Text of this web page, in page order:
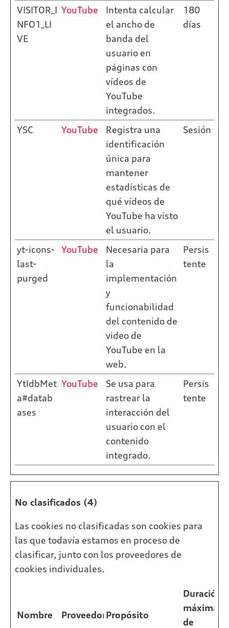
VISITOR_I
NFO1_LI
VE
YouTube
Intenta calcular
el ancho de
banda del
usuario en
páginas con
vídeos de
YouTube
integrados.
180
días
YSC YouTube
Registra una
identificación
única para
mantener
estadísticas de
qué vídeos de
YouTube ha visto
el usuario.
Sesión
yt-icons-
last-
purged
YouTube
Necesaria para
la
implementación
y
funcionabilidad
del contenido de
video de
YouTube en la
web.
Persis
tente
YtIdbMet
a#datab
ases
YouTube
Se usa para
rastrear la
interacción del
usuario con el
contenido
integrado.
Persis
tente
No clasificados (4)
Las cookies no clasificadas son cookies para
las que todavía estamos en proceso de
clasificar, junto con los proveedores de
cookies individuales.
Nombre Proveedor Propósito
Duración
máxima
de